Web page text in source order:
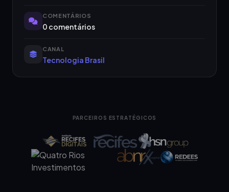
COMENTÁRIOS
0 comentários
CANAL
Tecnologia Brasil
PARCEIROS ESTRATÉGICOS